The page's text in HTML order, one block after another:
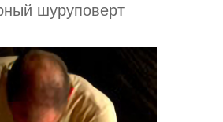
шуруповерт